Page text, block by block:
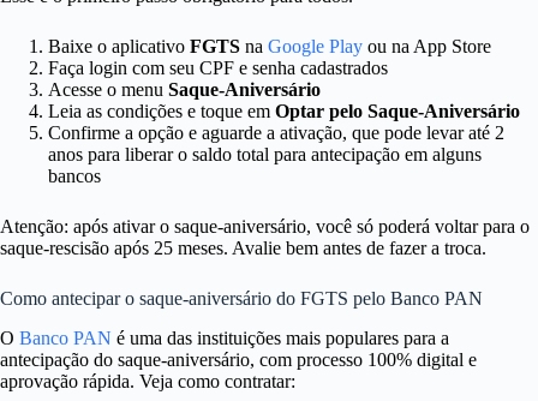
Baixe o aplicativo FGTS na Google Play ou na App Store
Faça login com seu CPF e senha cadastrados
Acesse o menu Saque-Aniversário
Leia as condições e toque em Optar pelo Saque-Aniversário
Confirme a opção e aguarde a ativação, que pode levar até 2
anos para liberar o saldo total para antecipação em alguns
bancos
Atenção: após ativar o saque-aniversário, você só poderá voltar para o
saque-rescisão após 25 meses. Avalie bem antes de fazer a troca.
Como antecipar o saque-aniversário do FGTS pelo Banco PAN
O Banco PAN é uma das instituições mais populares para a
antecipação do saque-aniversário, com processo 100% digital e
aprovação rápida. Veja como contratar: